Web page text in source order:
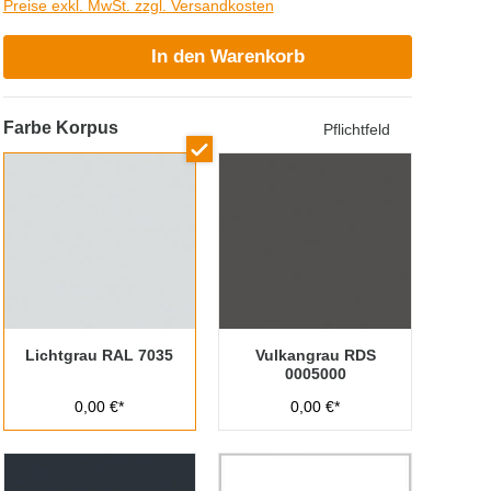
Preise exkl. MwSt. zzgl. Versandkosten
In den Warenkorb
Farbe Korpus Pflichtfeld
Lichtgrau RAL 7035
0,00 €*
Vulkangrau RDS
0005000
0,00 €*